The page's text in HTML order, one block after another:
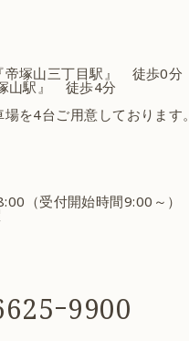
帝塚山三丁目駅』 徒歩0分
山駅』 徒歩4分
を4台ご用意しております。
（受付開始時間9:00～）
ｰ9900